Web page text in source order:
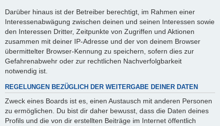
Darüber hinaus ist der Betreiber berechtigt, im Rahmen einer
Interessenabwägung zwischen deinen und seinen Interessen sowie
den Interessen Dritter, Zeitpunkte von Zugriffen und Aktionen
zusammen mit deiner IP-Adresse und der von deinem Browser
übermittelter Browser-Kennung zu speichern, sofern dies zur
Gefahrenabwehr oder zur rechtlichen Nachverfolgbarkeit
notwendig ist.
REGELUNGEN BEZÜGLICH DER WEITERGABE DEINER DATEN
Zweck eines Boards ist es, einen Austausch mit anderen Personen
zu ermöglichen. Du bist dir daher bewusst, dass die Daten deines
Profils und die von dir erstellten Beiträge im Internet öffentlich